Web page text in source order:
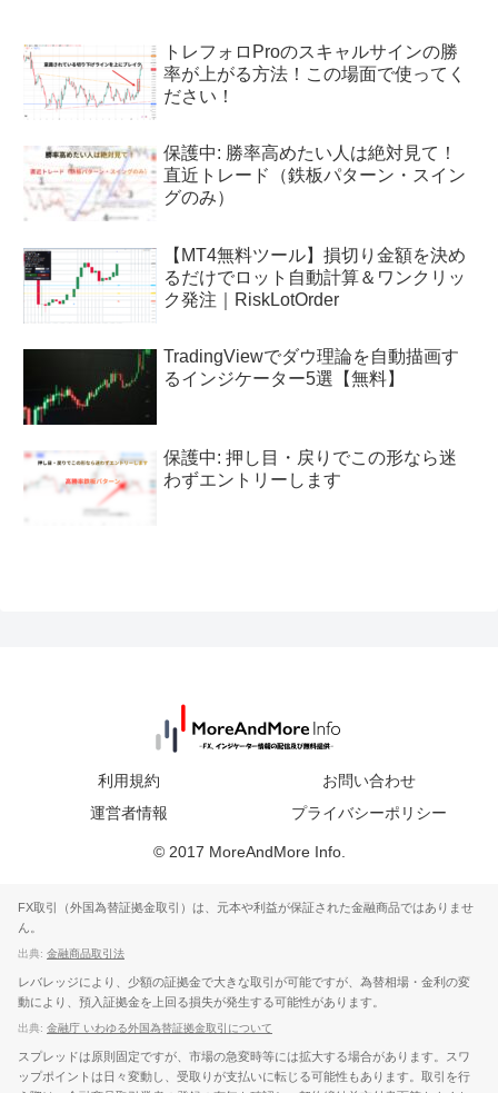
トレフォロProのスキャルサインの勝
率が上がる方法！この場面で使ってく
ださい！
保護中: 勝率高めたい人は絶対見て！
直近トレード（鉄板パターン・スイン
グのみ）
【MT4無料ツール】損切り金額を決め
るだけでロット自動計算＆ワンクリッ
ク発注｜RiskLotOrder
TradingViewでダウ理論を自動描画す
るインジケーター5選【無料】
保護中: 押し目・戻りでこの形なら迷
わずエントリーします
利用規約
お問い合わせ
運営者情報
プライバシーポリシー
© 2017 MoreAndMore Info.
FX取引（外国為替証拠金取引）は、元本や利益が保証された金融商品ではありませ
ん。
出典: 金融商品取引法
レバレッジにより、少額の証拠金で大きな取引が可能ですが、為替相場・金利の変
動により、預入証拠金を上回る損失が発生する可能性があります。
出典: 金融庁 いわゆる外国為替証拠金取引について
スプレッドは原則固定ですが、市場の急変時等には拡大する場合があります。スワ
ップポイントは日々変動し、受取りが支払いに転じる可能性もあります。取引を行